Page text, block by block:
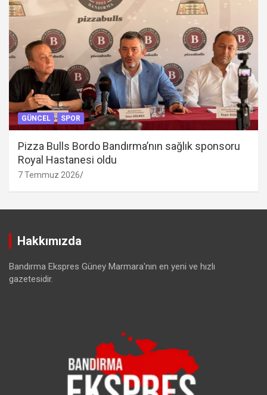
GÜNCEL SPOR
Pizza Bulls Bordo Bandırma’nın sağlık sponsoru
Royal Hastanesi oldu
7 Temmuz 2026
Hakkımızda
Bandırma Ekspres Güney Marmara'nın en yeni ve hızlı
gazetesidir.